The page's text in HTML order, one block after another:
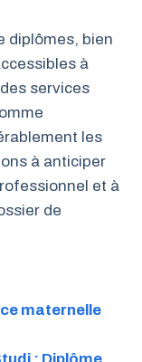
diplômes, bien
à
services
les
à anticiper
et à
de
maternelle
: Diplôme